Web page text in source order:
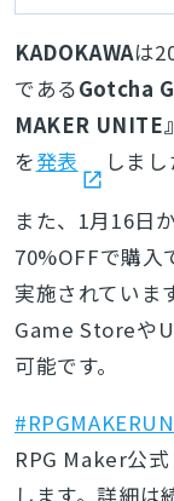
KADOKAWAは
であるGotcha
MAKER UNITE』
を発表 しまし
また、1月16日
70%OFFで購入
実施されていま
Game Storeや
可能です。
RPG Maker公
します。詳細は